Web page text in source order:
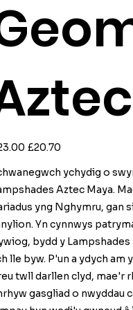
Sale
price
£20.70
ychydig o
Aztec Maya.
yng Nghymru, gan
Yn cynnwys
bydd y
lle byw. P'un a ydych
twll darllen clyd, mae'r
gasgliad o nwyddau